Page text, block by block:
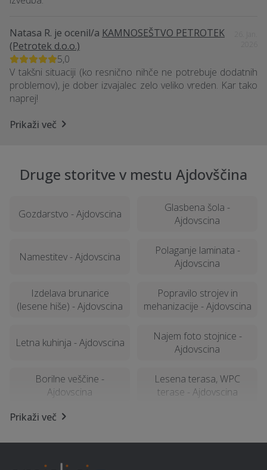
Natasa R. je ocenil/a KAMNOSEŠTVO PETROTEK
(Petrotek d.o.o.)
5,0
V takšni situaciji (ko resnično nihče ne potrebuje dodatnih
problemov), je dober izvajalec zelo veliko vreden. Kar tako
naprej!
Prikaži več
Druge storitve v mestu Ajdovščina
Gozdarstvo - Ajdovscina
Glasbena šola -
Ajdovscina
Namestitev - Ajdovscina
Polaganje laminata -
Ajdovscina
Izdelava brunarice
(lesene hiše) - Ajdovscina
Popravilo strojev in
mehanizacije - Ajdovscina
Letna kuhinja - Ajdovscina
Najem foto stojnice -
Ajdovscina
Borilne veščine -
Ajdovscina
Lesena terasa, WPC
terase - Ajdovscina
Računalništvo in IT
SEO optimizacija spletnih
Prikaži več